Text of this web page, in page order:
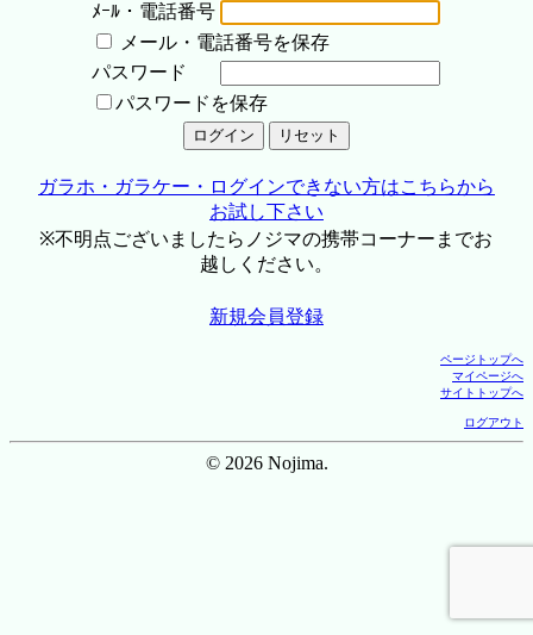
ﾒｰﾙ・電話番号
メール・電話番号を保存
パスワード
パスワードを保存
ガラホ・ガラケー・ログインできない方はこちらから
お試し下さい
※不明点ございましたらノジマの携帯コーナーまでお
越しください。
新規会員登録
ページトップへ
マイページへ
サイトトップへ
ログアウト
© 2026 Nojima.